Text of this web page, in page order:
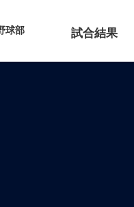
球部 試合結果